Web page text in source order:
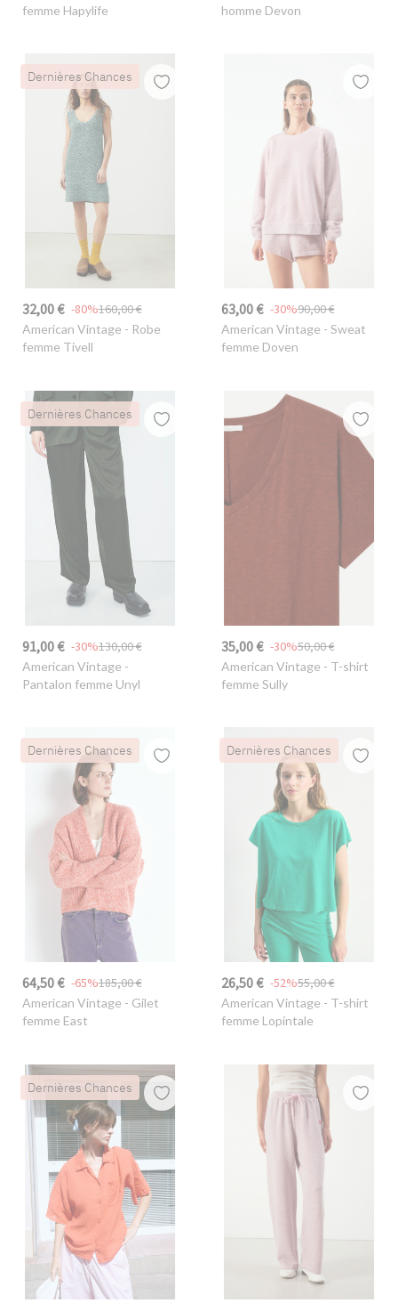
femme Hapylife
homme Devon
Dernières Chances
32,00 € 160,00 €
-80%
American Vintage - Robe
femme Tivell
63,00 € 90,00 €
-30%
American Vintage - Sweat
femme Doven
Dernières Chances
91,00 € 130,00 €
-30%
American Vintage -
Pantalon femme Unyl
35,00 € 50,00 €
-30%
American Vintage - T-shirt
femme Sully
Dernières Chances
64,50 € 185,00 €
-65%
American Vintage - Gilet
femme East
Dernières Chances
26,50 € 55,00 €
-52%
American Vintage - T-shirt
femme Lopintale
Dernières Chances